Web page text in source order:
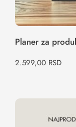
Planer za
2.599,00 RSD